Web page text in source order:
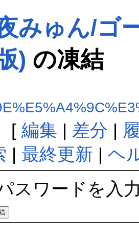
みゅん/ゴ
) の凍結
[ 編集 | 差分 |
| 最終更新 | ヘ
スワードを入